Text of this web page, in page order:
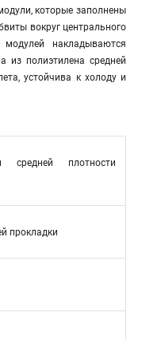
которые заполнены
вокруг центрального
модулей накладываются
из полиэтилена средней
устойчива к холоду и
средней плотности
прокладки